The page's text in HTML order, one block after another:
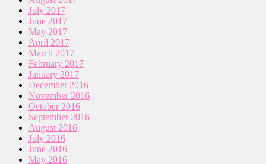
July 2017
June 2017
May 2017
April 2017
March 2017
February 2017
January 2017
December 2016
November 2016
October 2016
September 2016
August 2016
July 2016
June 2016
May 2016